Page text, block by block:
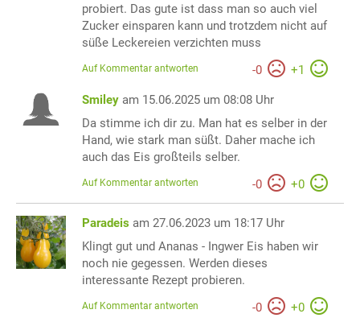
probiert. Das gute ist dass man so auch viel
Zucker einsparen kann und trotzdem nicht auf
süße Leckereien verzichten muss
-0 +1
Auf Kommentar antworten
Smiley am 15.06.2025 um 08:08 Uhr
Da stimme ich dir zu. Man hat es selber in der
Hand, wie stark man süßt. Daher mache ich
auch das Eis großteils selber.
-0 +0
Auf Kommentar antworten
Paradeis am 27.06.2023 um 18:17 Uhr
Klingt gut und Ananas - Ingwer Eis haben wir
noch nie gegessen. Werden dieses
interessante Rezept probieren.
-0 +0
Auf Kommentar antworten